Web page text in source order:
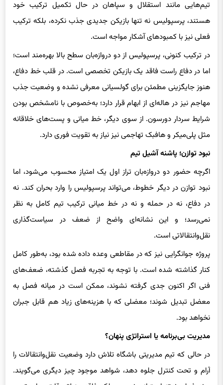
هستند، پرسپولیس نه تنها بازیکن جدیدی جذب نکرده، بلکه ترکیب
فعلی نیز با کمبودهای آشکار مواجه است.
در ترکیب کنونی، پرسپولیس از دو دروازه‌بان سطح بالا بهره‌مند است؛
اما در دفاع راست فاقد یک بازیکن تخصصی است. در قلب خط دفاع،
هنوز جایگزینی مطمئن برای گولسیانی معرفی نشده و وضعیت جذب
مهاجم نیز در هاله‌ای از ابهام قرار دارد؛ به‌خصوص با نامشخص بودن
شرایط سردار دورسون. از سوی دیگر، خط میانی و پست‌های خلاقانه
مثل پلی‌میکر و هافبک تهاجمی نیز نیاز به تقویت فوری دارد.
نبود توازن؛ پاشنه آشیل تیم
اگرچه حضور دو دروازه‌بان تراز اول یک امتیاز محسوب می‌شود، اما
نبود توازن در دیگر خطوط، می‌تواند پرسپولیس را وارد بحران کند. نه
در دفاع، نه در حمله و نه در خط میانی ترکیب تیم کامل به نظر
نمی‌رسد؛ و این نشانه‌ای واضح از ضعف در سیاست‌گذاری
نقل‌وانتقالاتی است.
پروژه جوانگرایی نیز که در مقاطعی وعده‌ داده شده بود، به‌طور کامل
کنار گذاشته شده است. با توجه به تجربه فصل گذشته، ضعف‌های
فنی اگر اکنون جدی گرفته نشوند، ممکن است در میانه فصل به
معضل تبدیل شوند؛ معضلی که با هزینه‌های زیاد هم قابل جبران
نخواهد بود.
مدیریت بی‌برنامه یا استراتژی پنهان؟
در حالی که تیم مدیریتی باشگاه تلاش دارد وضعیت نقل‌وانتقالات را
آرام و تحت کنترل جلوه دهد، شواهد موجود چیز دیگری می‌گویند.
روند فعلی نه‌تنها متوازن نیست، بلکه فاقد منطق رقابتی برای تیمی